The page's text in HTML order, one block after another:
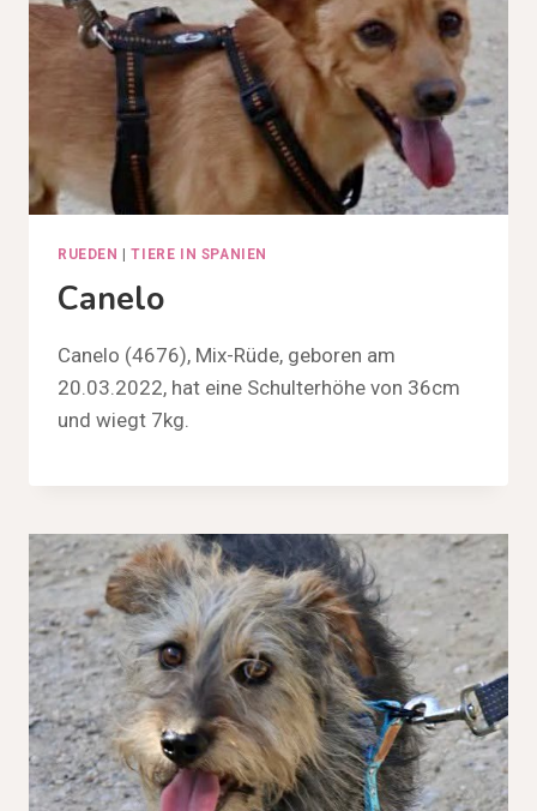
RUEDEN |TIERE IN SPANIEN
Canelo
Canelo (4676), Mix-Rüde, geboren am
20.03.2022, hat eine Schulterhöhe von 36cm
und wiegt 7kg.